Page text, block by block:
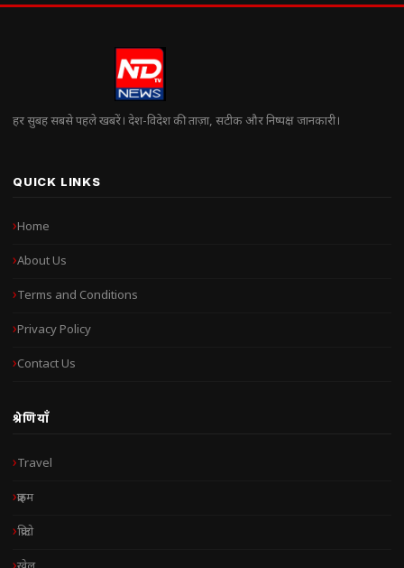
हर सुबह सबसे पहले खबरें। देश-विदेश की ताज़ा, सटीक और निष्पक्ष जानकारी।
QUICK LINKS
Home
About Us
Terms and Conditions
Privacy Policy
Contact Us
श्रेणियाँ
Travel
क्राइम
क्रिप्टो